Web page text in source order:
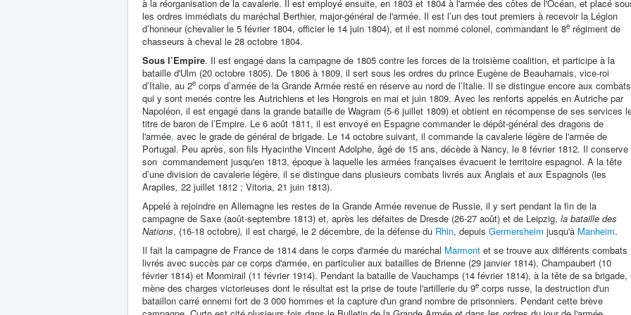
à la réorganisation de la cavalerie. Il est employé ensuite, en 1803 et 1804 à l'armée des côtes de l'Océan, et placé
les ordres immédiats du maréchal Berthier, major-général de l'armée. Il est l’un des tout premiers à recevoir la Légion
d’honneur (chevalier le 5 février 1804, officier le 14 juin 1804), et il est nommé colonel, commandant le 8e régiment de
chasseurs à cheval le 28 octobre 1804.
Sous l’Empire. Il est engagé dans la campagne de 1805 contre les forces de la troisième coalition, et participe à la
bataille d'Ulm (20 octobre 1805). De 1806 à 1809, il sert sous les ordres du prince Eugène de Beauharnais, vice-roi
d’Italie, au 2e corps d’armée de la Grande Armée resté en réserve au nord de l’Italie. Il se distingue encore aux combats
qui y sont menés contre les Autrichiens et les Hongrois en mai et juin 1809. Avec les renforts appelés en Autriche par
Napoléon, il est engagé dans la grande bataille de Wagram (5-6 juillet 1809) et obtient en récompense de ses services
titre de baron de l’Empire. Le 6 août 1811, il est envoyé en Espagne commander le dépôt-général des dragons de
l'armée, avec le grade de général de brigade. Le 14 octobre suivant, il commande la cavalerie légère de l'armée de
Portugal. Peu après, son fils Hyacinthe Vincent Adolphe, âgé de 15 ans, décède à Nancy, le 8 février 1812. Il conserve
son commandement jusqu'en 1813, époque à laquelle les armées françaises évacuent le territoire espagnol. A la tête
d’une division de cavalerie légère, il se distingue dans plusieurs combats livrés aux Anglais et aux Espagnols (les
Arapiles, 22 juillet 1812 ; Vitoria, 21 juin 1813).
Appelé à rejoindre en Allemagne les restes de la Grande Armée revenue de Russie, il y sert pendant la fin de la
campagne de Saxe (août-septembre 1813) et, après les défaites de Dresde (26-27 août) et de Leipzig, la bataille des
Nations, (16-18 octobre), il est chargé, le 2 décembre, de la défense du Rhin, depuis Germersheim jusqu'à Manheim.
Il fait la campagne de France de 1814 dans le corps d'armée du maréchal Marmont et se trouve aux différents combats
livrés avec succès par ce corps d'armée, en particulier aux batailles de Brienne (29 janvier 1814), Champaubert (10
février 1814) et Monmirail (11 février 1914). Pendant la bataille de Vauchamps (14 février 1814), à la tête de sa brigade,
mène des charges victorieuses dont le résultat est la prise de toute l'artillerie du 9e corps russe, la destruction d'un
bataillon carré ennemi fort de 3 000 hommes et la capture d'un grand nombre de prisonniers. Pendant cette brève